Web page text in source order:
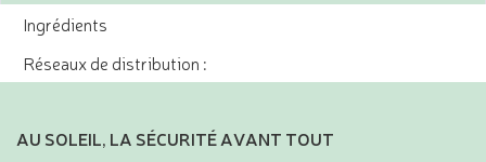
Ingrédients
Réseaux de distribution :
AU SOLEIL, LA SÉCURITÉ AVANT TOUT